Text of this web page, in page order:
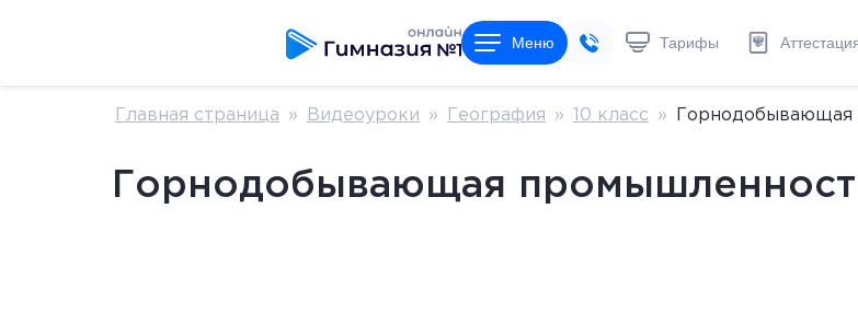
Меню Тарифы
Главная страница » Видеоуроки » География » 10 класс »
Горнодобывающая